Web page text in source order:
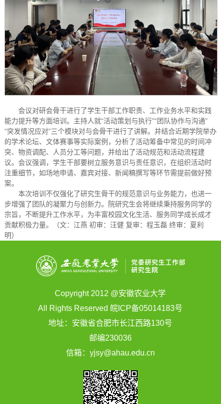
会议对研会骨干进行了学生干部工作职责、工作业务水平和实践
能力提升等方面培训。主持人就“活动策划与执行”“团队协作与沟通”
“突发情况应对”三个模块对与会骨干进行了讲解。并结合近期学院举办
的学术论坛、文体赛事等实际案例，分析了活动筹备中常见的时间冲
突、物资调配、人员分工等问题，并给出了活动规范和活动流程建
议。会议强调，学生干部要树立服务意识与责任意识，在组织活动时
注重细节，如场地申请、嘉宾对接、新闻稿撰写等环节需提前做好预
案。
本次培训不仅强化了研究生骨干的规范意识与业务能力，也进一
步增强了团队的凝聚力与创新力。院研究生会将继续秉持服务同学的
宗旨，不断提升工作水平，为丰富校园文化生活、服务同学成长成才
贡献积极力量。（文：江燕 初审：汪健 复审：程玉磊 终审：夏利
明）
Copyright 2012 @安徽农业大学
All Rights Reserved 皖ICP备05014183号
地址：安徽省合肥市长江西路130号
邮编230036
信箱：yjsy@ahau.edu.cn